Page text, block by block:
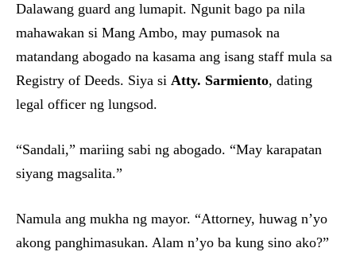
Dalawang guard ang lumapit. Ngunit bago pa nila
mahawakan si Mang Ambo, may pumasok na
matandang abogado na kasama ang isang staff mula sa
Registry of Deeds. Siya si Atty. Sarmiento, dating
legal officer ng lungsod.
“Sandali,” mariing sabi ng abogado. “May karapatan
siyang magsalita.”
Namula ang mukha ng mayor. “Attorney, huwag n’yo
akong panghimasukan. Alam n’yo ba kung sino ako?”